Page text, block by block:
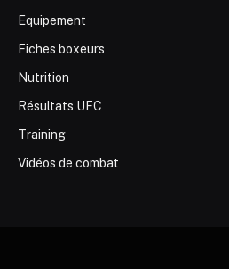
Equipement
Fiches boxeurs
Nutrition
Résultats UFC
Training
Vidéos de combat